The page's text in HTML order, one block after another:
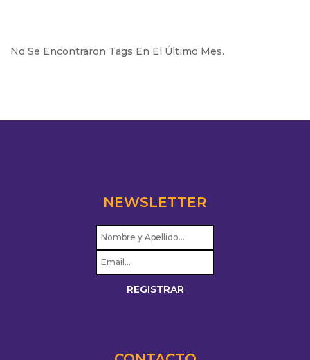
No Se Encontraron Tags En El Último Mes.
NEWSLETTER